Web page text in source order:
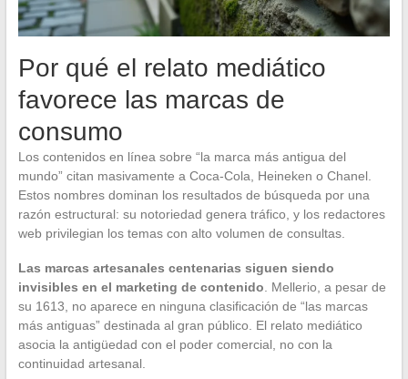
Por qué el relato mediático
favorece las marcas de
consumo
Los contenidos en línea sobre “la marca más antigua del
mundo” citan masivamente a Coca-Cola, Heineken o Chanel.
Estos nombres dominan los resultados de búsqueda por una
razón estructural: su notoriedad genera tráfico, y los redactores
web privilegian los temas con alto volumen de consultas.
Las marcas artesanales centenarias siguen siendo
invisibles en el marketing de contenido . Mellerio, a pesar de
su 1613, no aparece en ninguna clasificación de “las marcas
más antiguas” destinada al gran público. El relato mediático
asocia la antigüedad con el poder comercial, no con la
continuidad artesanal.